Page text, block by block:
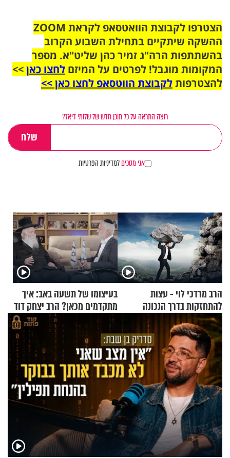
הצטרפו לקבוצת הוואטסאפ לקראת ZOOM
ההשקה שיתקיים בתחילת השבוע הקרוב
בהשתתפות הרה"ג זמיר כהן שליט"א. מספר
המקומות מוגבל! לפרטים על המיזם לחצו כאן>>
להצטרפותלקבוצת הווטסאפ לחצו כאן >>
רוצה התראה על כל תוכן חדש של שלומי דיאז?
אני מסכיםלמדיניות הפרטיות
הרב מרדכי לוי - עצות
להתחזקות בדרך הנכונה
בעיצומו של תשעה באב: איך
מתקדמים מכאן? הרב יצחק דוד
גרוסמן בשיחה מיוחדת